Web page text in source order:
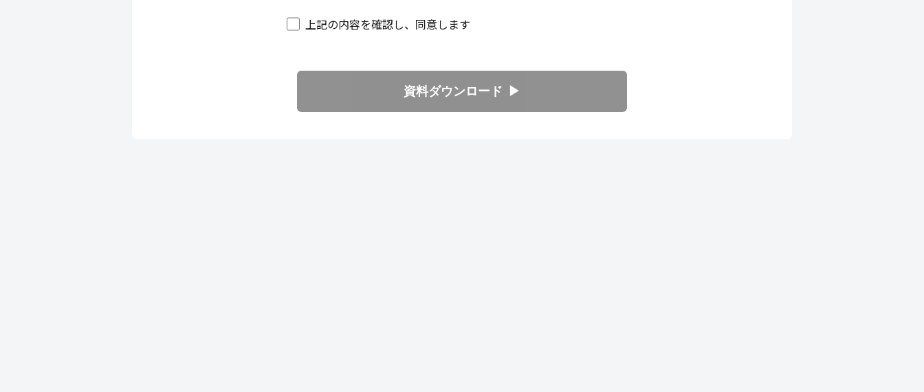
上記の内容を確認し、同意します
資料ダウンロード ▶